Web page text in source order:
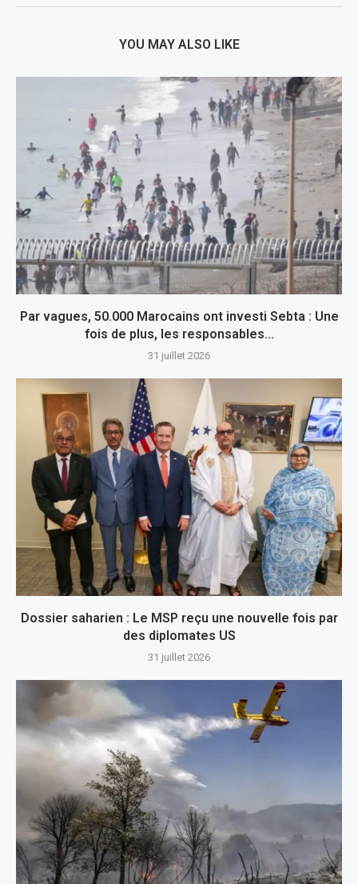
YOU MAY ALSO LIKE
Par vagues, 50.000 Marocains ont investi Sebta : Une
fois de plus, les responsables...
31 juillet 2026
Dossier saharien : Le MSP reçu une nouvelle fois par
des diplomates US
31 juillet 2026